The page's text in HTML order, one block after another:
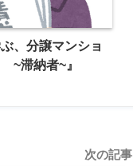
ぶ、分譲マンショ
~滞納者~』
次の記事